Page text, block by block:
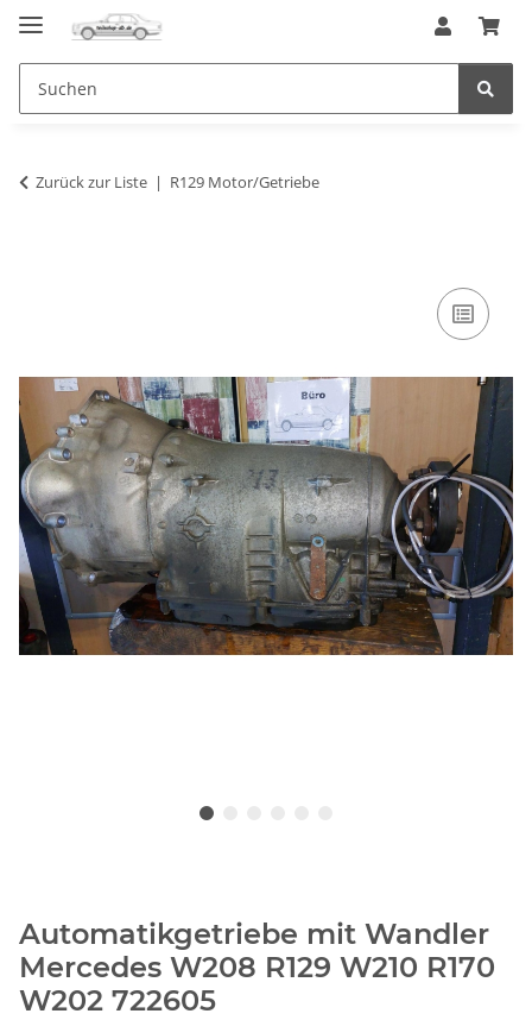
Zurück zur Liste R129 Motor/Getriebe
Automatikgetriebe mit Wandler
Mercedes W208 R129 W210 R170
W202 722605